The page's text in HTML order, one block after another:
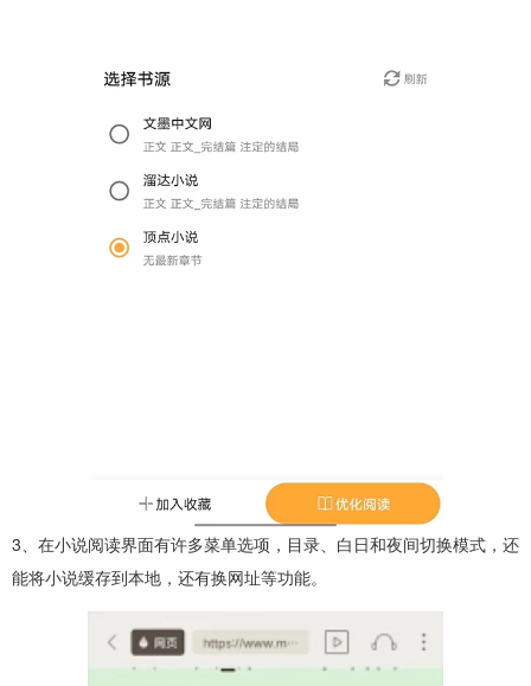
3、在小说阅读界面有许多菜单选项，目录、白日和夜间切换模式，还
能将小说缓存到本地，还有换网址等功能。